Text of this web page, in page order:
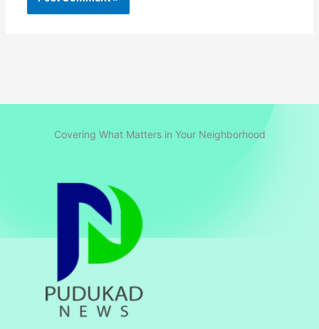
Covering What Matters in Your Neighborhood